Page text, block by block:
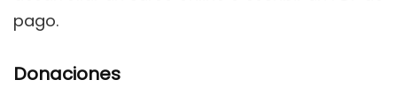
pago.
Donaciones